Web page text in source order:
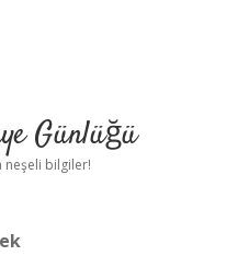
Günlüğü
neşeli bilgiler!